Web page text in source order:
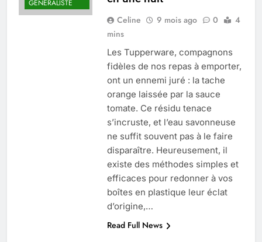
4 Mois Ago
Okrami : comprendre ses
fonctionnalités clés et avantages
4 Mois Ago
Découvrez notre test d’orientation
gratuit spécialement conçu pour
collégiens et lycéens
4 Mois Ago
Liste complète des marques
rezoactif.com à connaître en 2025
GÉNÉRALISTE
Celine 9 mois ago 0
4
mins
Les Tupperware, compagnons
fidèles de nos repas à emporter,
ont un ennemi juré : la tache
orange laissée par la sauce
tomate. Ce résidu tenace
s’incruste, et l’eau savonneuse
ne suffit souvent pas à le faire
disparaître. Heureusement, il
existe des méthodes simples et
efficaces pour redonner à vos
boîtes en plastique leur éclat
d’origine,…
Read Full News